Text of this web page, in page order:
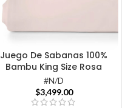
Juego De Sabanas 100%
Bambu King Size Rosa
#N/D
$3,499.00